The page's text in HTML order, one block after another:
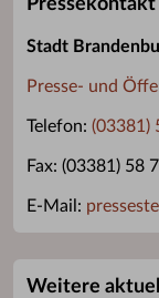
Stadt
Presse- und
Telefon: (03381)
Fax: (03381) 58
E-Mail:
Weitere